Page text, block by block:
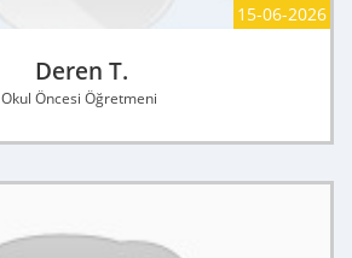
15-06-2026
Deren T.
Okul Öncesi Öğretmeni